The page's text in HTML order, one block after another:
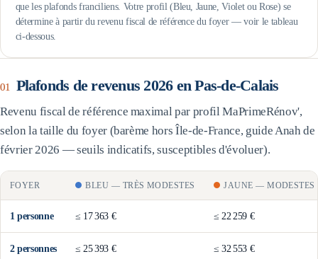
que les plafonds franciliens. Votre profil (Bleu, Jaune, Violet ou Rose) se
détermine à partir du revenu fiscal de référence du foyer — voir le tableau
ci-dessous.
01 Plafonds de revenus 2026 en Pas-de-Calais
Revenu fiscal de référence maximal par profil MaPrimeRénov',
selon la taille du foyer (barème hors Île-de-France, guide Anah de
février 2026 — seuils indicatifs, susceptibles d'évoluer).
FOYER BLEU — TRÈS MODESTES JAUNE —MODESTES
1 personne ≤ 17 363 € ≤ 22 259 €
2personnes ≤ 25 393 € ≤32 553 €